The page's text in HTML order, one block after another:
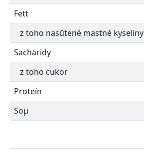
Fett
z toho nasŭtené mastné kyseliny
Sacharidy
z toho cukor
Proteín
Soµ